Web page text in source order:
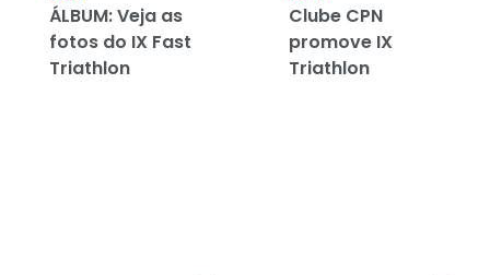
ÁLBUM: Veja as
fotos do IX Fast
Triathlon
Clube CPN
promove IX
Triathlon